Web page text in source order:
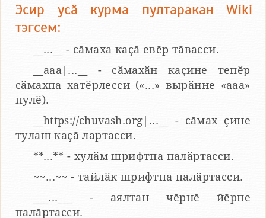
Эсир усӑ курма пултаракан Wiki
тэгсем:
__...__ - сӑмаха каҫӑ евӗр тӑвасси.
__aaa|...__ - сӑмахӑн каҫине тепӗр
сӑмахпа хатӗрлесси («...» вырӑнне «ааа»
пулӗ).
__https://chuvash.org|...__ - сӑмах ҫине
тулаш каҫӑ лартасси.
**...** - хулӑм шрифтпа палӑртасси.
~~...~~ - тайлӑк шрифтпа палӑртасси.
___...___ - аялтан чӗрнӗ йӗрпе
палӑртасси.